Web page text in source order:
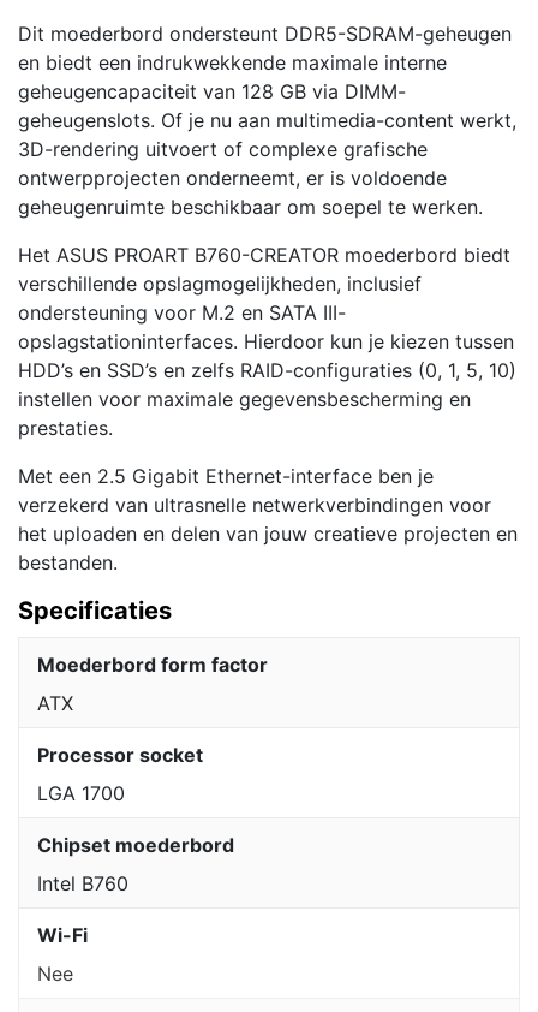
Dit moederbord ondersteunt DDR5-SDRAM-geheugen
en biedt een indrukwekkende maximale interne
geheugencapaciteit van 128 GB via DIMM-
geheugenslots. Of je nu aan multimedia-content werkt,
3D-rendering uitvoert of complexe grafische
ontwerpprojecten onderneemt, er is voldoende
geheugenruimte beschikbaar om soepel te werken.
Het ASUS PROART B760-CREATOR moederbord biedt
verschillende opslagmogelijkheden, inclusief
ondersteuning voor M.2 en SATA III-
opslagstationinterfaces. Hierdoor kun je kiezen tussen
HDD’s en SSD’s en zelfs RAID-configuraties (0, 1, 5, 10)
instellen voor maximale gegevensbescherming en
prestaties.
Met een 2.5 Gigabit Ethernet-interface ben je
verzekerd van ultrasnelle netwerkverbindingen voor
het uploaden en delen van jouw creatieve projecten en
bestanden.
Specificaties
Moederbord form factor
ATX
Processor socket
LGA 1700
Chipset moederbord
Intel B760
Wi-Fi
Nee